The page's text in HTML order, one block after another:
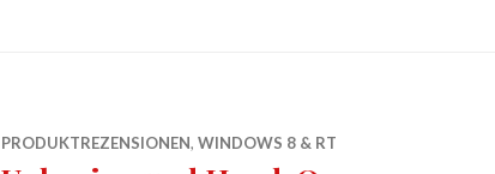
PRODUKTREZENSIONEN, WINDOWS 8 & RT